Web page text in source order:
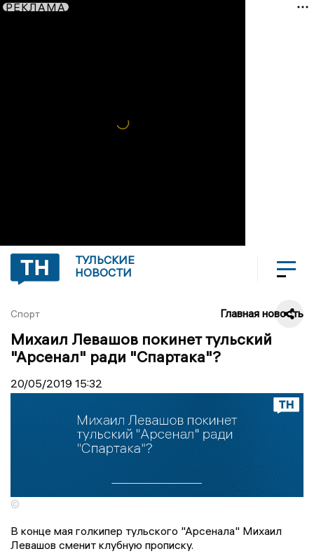
РЕКЛАМА
ТУЛЬСКИЕ
НОВОСТИ
Спорт Главная новость
Михаил Левашов покинет тульский
"Арсенал" ради "Спартака"?
20/05/2019 15:32
©
В конце мая голкипер тульского "Арсенала" Михаил
Левашов сменит клубную прописку.